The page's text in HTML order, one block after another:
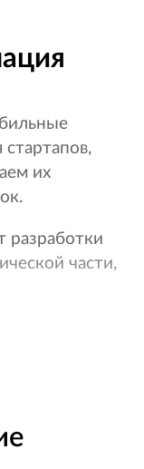
их
разработки
части,
провала
для
Делаем